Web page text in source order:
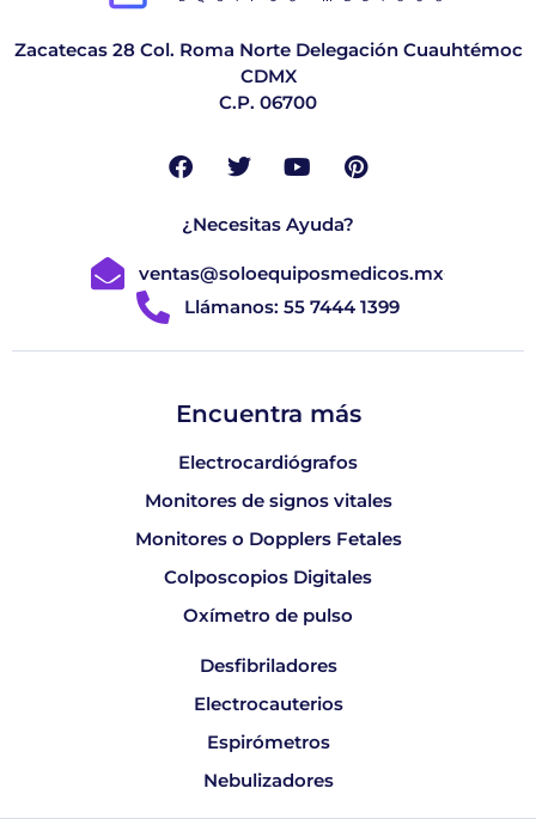
Zacatecas 28 Col. Roma Norte Delegación Cuauhtémoc
CDMX
C.P. 06700
¿Necesitas Ayuda?
ventas@soloequiposmedicos.mx
Llámanos: 55 7444 1399
Encuentra más
Electrocardiógrafos
Monitores de signos vitales
Monitores o Dopplers Fetales
Colposcopios Digitales
Oxímetro de pulso
Desfibriladores
Electrocauterios
Espirómetros
Nebulizadores